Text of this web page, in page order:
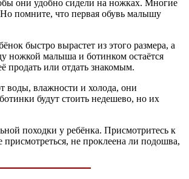
они удобно сидели на ножках. Многие
помните, что первая обувь малышу
быстро вырастет из этого размера, а
ножкой малыша и ботинком остаётся
продать или отдать знакомым.
воды, влажности и холода, они
будут стоить недешево, но их
походки у ребёнка. Присмотритесь к
не проклеена ли подошва,